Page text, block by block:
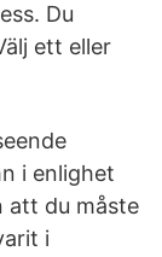
Du
ett eller
i enlighet
att du måste
i